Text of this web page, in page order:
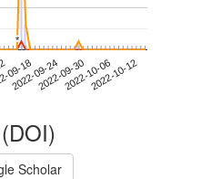
09-18
2022-09-242022-09-302022-10-062022-10-12
*
*
Scholar